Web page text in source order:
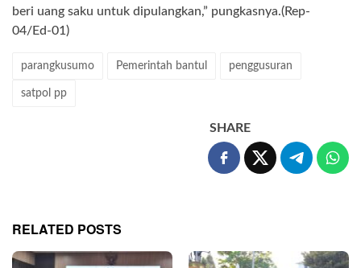
beri uang saku untuk dipulangkan,” pungkasnya.(Rep-
04/Ed-01)
parangkusumo Pemerintah bantul penggusuran
satpol pp
SHARE
RELATED POSTS